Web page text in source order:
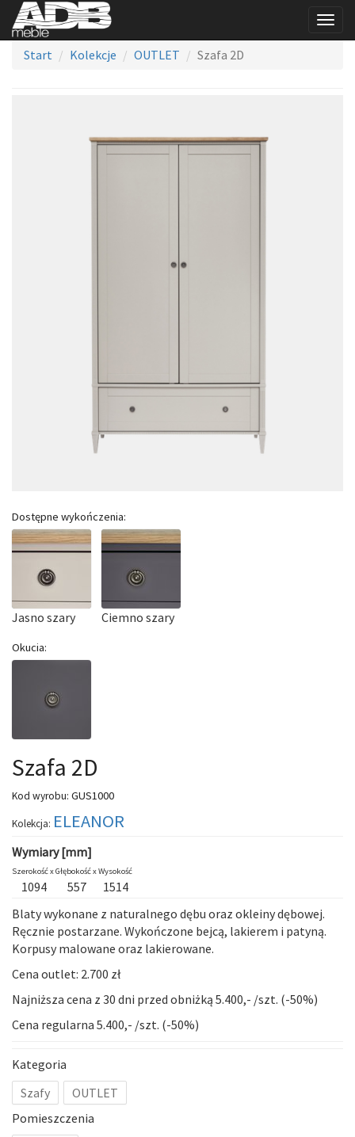
Start
Kolekcje OUTLET Szafa 2D
Dostępne wykończenia:
Jasno szary Ciemno szary
Okucia:
Szafa 2D
Kod wyrobu: GUS1000
Kolekcja: ELEANOR
Wymiary [mm]
Szerokość xGłębokość xWysokość
1094 557
1514
Blaty wykonane z naturalnego dębu oraz okleiny dębowej.
Ręcznie postarzane. Wykończone bejcą, lakierem i patyną.
Korpusy malowane oraz lakierowane.
Cena outlet: 2.700 zł
Najniższa cena z 30 dni przed obniżką 5.400,- /szt. (-50%)
Cena regularna 5.400,- /szt. (-50%)
Kategoria
Szafy
OUTLET
Pomieszczenia